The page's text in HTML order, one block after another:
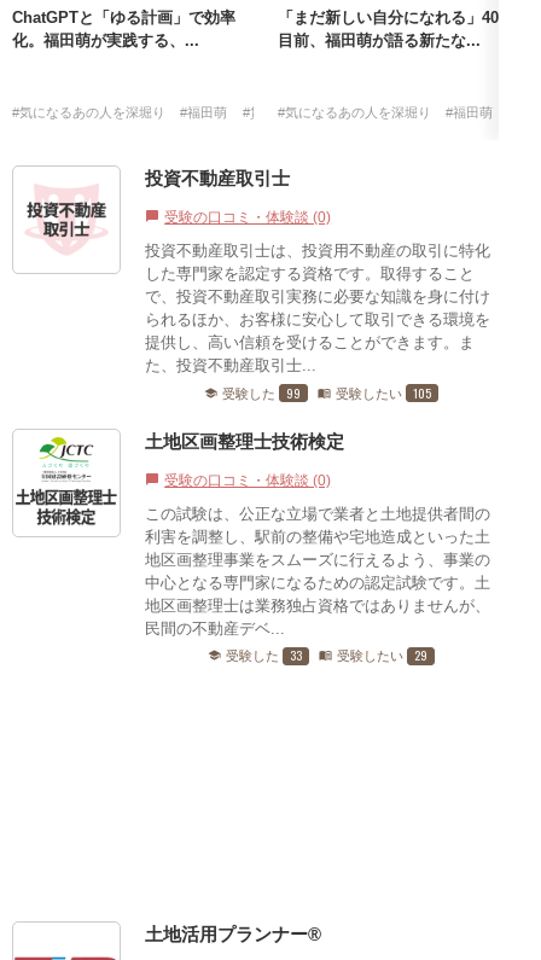
ChatGPTと「ゆる計画」で効率
化。福田萌が実践する、...
#気になるあの人を深堀り #福田萌 #賃貸不動産経営管理士
「まだ新しい自分になれる」40歳
目前、福田萌が語る新たな...
#気になるあの人を深堀り #福田萌
投資不動産取引士
chat_bubble 受験の口コミ・体験談 (0)
投資不動産取引士は、投資用不動産の取引に特化
した専門家を認定する資格です。取得すること
で、投資不動産取引実務に必要な知識を身に付け
られるほか、お客様に安心して取引できる環境を
提供し、高い信頼を受けることができます。ま
た、投資不動産取引士...
school 受験した 99 menu_book 受験したい 105
土地区画整理士技術検定
chat_bubble 受験の口コミ・体験談 (0)
この試験は、公正な立場で業者と土地提供者間の
利害を調整し、駅前の整備や宅地造成といった土
地区画整理事業をスムーズに行えるよう、事業の
中心となる専門家になるための認定試験です。土
地区画整理士は業務独占資格ではありませんが、
民間の不動産デベ...
school 受験した 33 menu_book 受験したい 29
土地活用プランナー®